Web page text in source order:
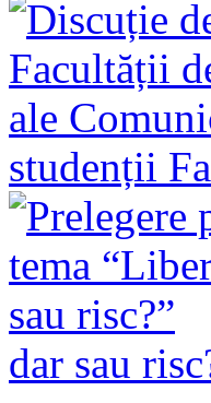
studenții
dar sau